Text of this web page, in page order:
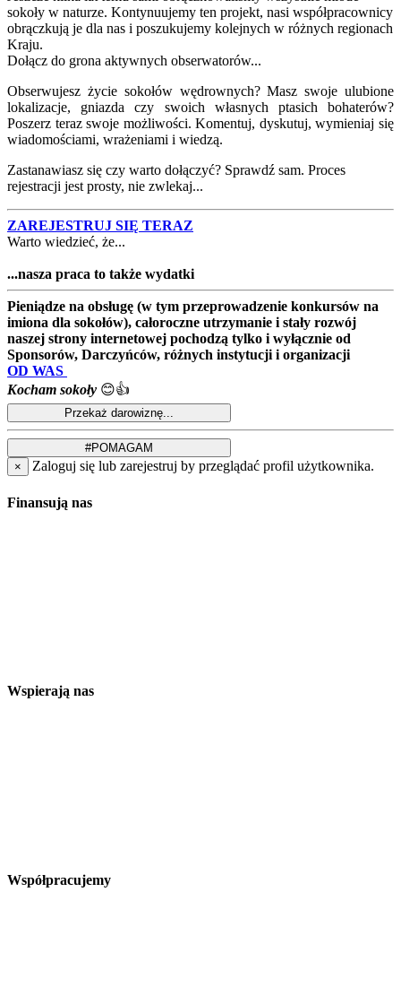
sokoły w naturze. Kontynuujemy ten projekt, nasi współpracownicy
obrączkują je dla nas i poszukujemy kolejnych w różnych regionach
Kraju.
Dołącz do grona aktywnych obserwatorów...
Obserwujesz życie sokołów wędrownych? Masz swoje ulubione
lokalizacje, gniazda czy swoich własnych ptasich bohaterów?
Poszerz teraz swoje możliwości. Komentuj, dyskutuj, wymieniaj się
wiadomościami, wrażeniami i wiedzą.
Zastanawiasz się czy warto dołączyć? Sprawdź sam. Proces
rejestracji jest prosty, nie zwlekaj...
ZAREJESTRUJ SIĘ TERAZ
Warto wiedzieć, że...
...nasza praca to także wydatki
Pieniądze na obsługę (w tym przeprowadzenie konkursów na
imiona dla sokołów), całoroczne utrzymanie i stały rozwój
naszej strony internetowej pochodzą tylko i wyłącznie od
Sponsorów, Darczyńców, różnych instytucji i organizacji
OD WAS
Kocham sokoły 😊👍
× Zaloguj się lub zarejestruj by przeglądać profil użytkownika.
Finansują nas
Wspierają nas
Współpracujemy